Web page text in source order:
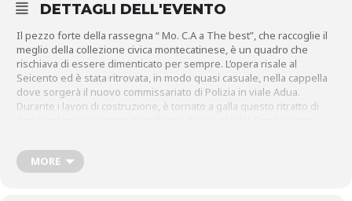
DETTAGLI DELL'EVENTO
Il pezzo forte della rassegna “ Mo. C.A a The best”, che raccoglie il
meglio della collezione civica montecatinese, è un quadro che
rischiava di essere dimenticato per sempre. L’opera risale al
Seicento ed è stata ritrovata, in modo quasi casuale, nella cappella
dove sorgerà il nuovo commissariato di Polizia in viale Adua.
Durante i lavori di costruzione, è tornato a galla questo ritratto di
massima attenzione e restituito al pubblico.
Il dipinto non è l’unica novità della galleria civica inaugurata nel
2012. La mostra infatti raccoglie tutto il meglio della collezione,
MORE